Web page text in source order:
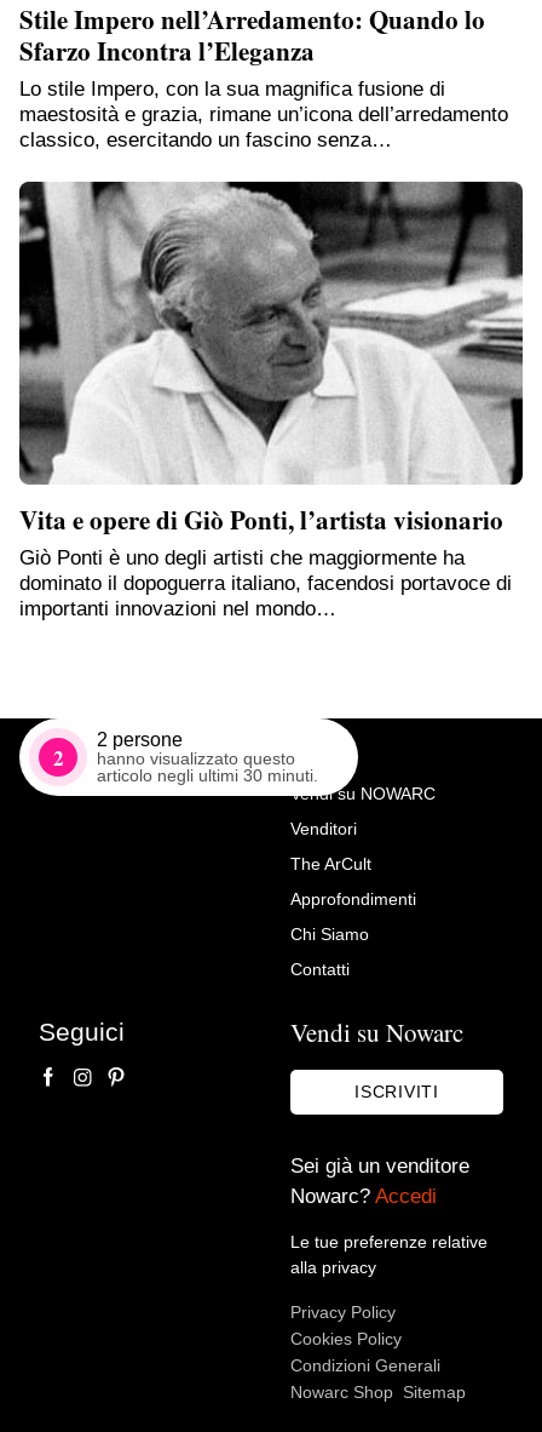
Stile Impero nell’Arredamento: Quando lo
Sfarzo Incontra l’Eleganza
Lo stile Impero, con la sua magnifica fusione di
maestosità e grazia, rimane un’icona dell’arredamento
classico, esercitando un fascino senza…
Vita e opere di Giò Ponti, l’artista visionario
Giò Ponti è uno degli artisti che maggiormente ha
dominato il dopoguerra italiano, facendosi portavoce di
importanti innovazioni nel mondo…
2
2 persone
hanno visualizzato questo
articolo negli ultimi 30 minuti.
Richiedi Maggiori Info su
Cassettone in legno laccato e
dipinto a finta radica.
Toscana, fine XVIII secolo.
Voglio rimanere aggiornato sulle ultime novità.
Vendi su NOWARC
Venditori
The ArCult
Approfondimenti
Chi Siamo
Contatti
Seguici Vendi su Nowarc
ISCRIVITI
Sei già un venditore
Nowarc? Accedi
Le tue preferenze relative
alla privacy
Privacy Policy
Cookies Policy
Condizioni Generali
Nowarc Shop Sitemap